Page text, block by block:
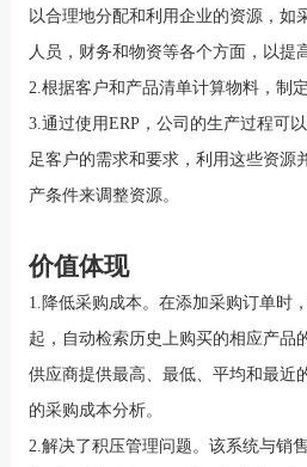
以合理地分配和利用企业的资源，如
人员，财务和物资等各个方面，以提
2.根据客户和产品清单计算物料，制
3.通过使用ERP，公司的生产过程可
足客户的需求和要求，利用这些资源
产条件来调整资源。
价值体现
1.降低采购成本。在添加采购订单时
起，自动检索历史上购买的相应产品
供应商提供最高、最低、平均和最近
的采购成本分析。
2.解决了积压管理问题。该系统与销